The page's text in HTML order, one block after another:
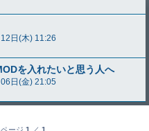
日(木) 11:26
を入れたいと思う人へ
日(金) 21:05